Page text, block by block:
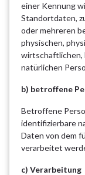
einer Kennung
Standortdaten,
oder mehreren
physischen,
wirtschaftlichen,
natürlichen
b) betroffene
Betroffene
identifizierbare
Daten von dem
verarbeitet
c) Verarbeitung